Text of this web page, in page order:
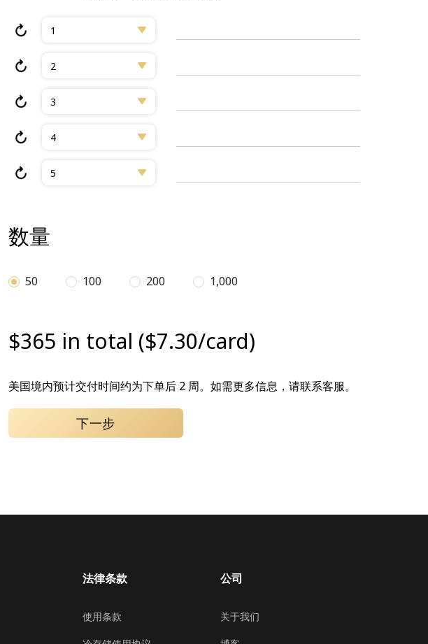
1
2
3
4
5
数量
50 100 200 1,000
$365 in total ($7.30/card)
美国境内预计交付时间约为下单后 2 周。如需更多信息，请联系客服。
下一步
法律条款
使用条款
公司
关于我们